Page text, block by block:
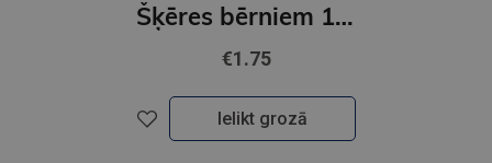
Šķēres bērniem 13 cm, Minecraft
€1.75
Ielikt grozā